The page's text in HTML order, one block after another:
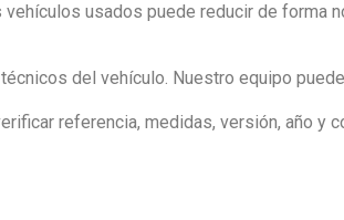
usados puede reducir de
del vehículo. Nuestro equipo
referencia, medidas, versión, año y